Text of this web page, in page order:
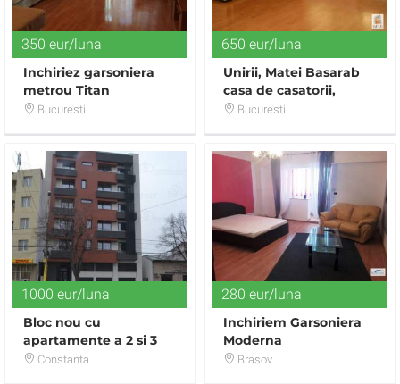
350 eur/luna
Inchiriez garsoniera
metrou Titan
Bucuresti
650 eur/luna
Unirii, Matei Basarab
casa de casatorii,
garsoniera spatioasa
Bucuresti
1000 eur/luna
Bloc nou cu
apartamente a 2 si 3
camere de inchiriat
Constanta
280 eur/luna
Inchiriem Garsoniera
Moderna
Decomandata Vlahuta
Brasov